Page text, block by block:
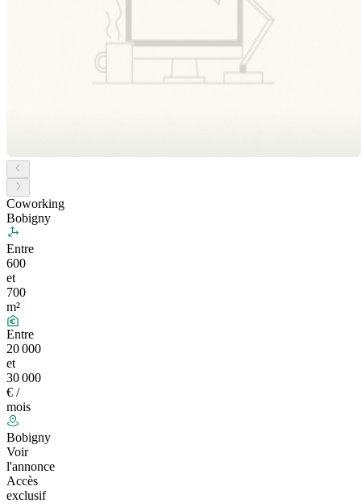
Coworking
Bobigny
Entre
600
et
700
m²
Entre
20 000
et
30 000
€ /
mois
Bobigny
Voir
l'annonce
Accès
exclusif